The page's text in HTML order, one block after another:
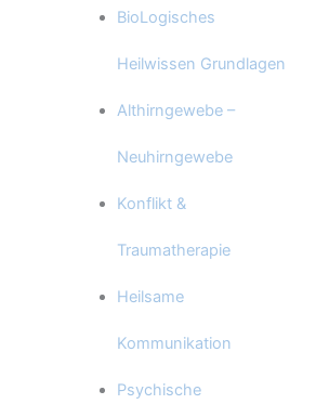
BioLogisches
Heilwissen Grundlagen
Althirngewebe –
Neuhirngewebe
Konflikt &
Traumatherapie
Heilsame
Kommunikation
Psychische